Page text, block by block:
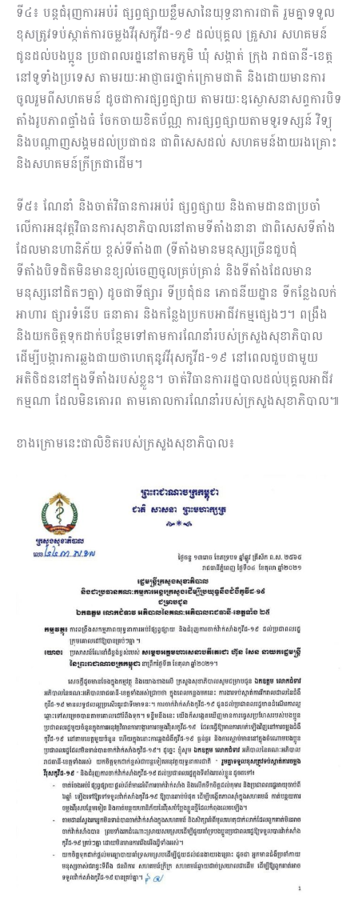
ទី៤៖ បន្តជំរុញការអប់រំ ផ្សព្វផ្សាយខ្លឹមសានៃយុទ្ធនាការជាតិ រួមគ្នាទទួល
ខុសត្រូវទប់ស្កាត់ការចម្លងវីរុសកូវីដ-១៩ ដល់បុគ្គល គ្រួសារ សហគមន៍
ជូនដល់បងប្អូន ប្រជាពលរដ្ឋនៅតាមភូមិ ឃុំ សង្កាត់ ក្រុង រាជធានី-ខេត្ត
នៅទូទាំងប្រទេស តាមរយៈអាជ្ញាធរថ្នាក់ក្រោមជាតិ និងដោយមានការ
ចូលរួមពីសហគមន៍ ដូចជាការផ្សព្វផ្សាយ តាមរយៈឧស្ងោសនាសព្ទការបិទ
តាំងរូបភាពផ្ទាំងធំ ចែកចាយខិតប័ណ្ណ ការផ្សព្វផ្សាយតាមទូរទស្សន៍ វិទ្យុ
និងបណ្តាញសង្គមដល់ប្រជាជន ជាពិសេសដល់ សហគមន៍ងាយរងគ្រោះ
និងសហគមន៍ក្រីក្រជាដើម។
ទី៥៖ ណែនាំ និងចាត់វិធានការអប់រំ ផ្សព្វផ្សាយ និងតាមដានជាប្រចាំ
លើការអនុវត្តវិធានការសុខាភិបាលនៅតាមទីតាំងនានា ជាពិសេសទីតាំង
ដែលមានហានិភ័យ ខ្ពស់ទីតាំង៣ (ទីតាំងមានមនុស្សច្រើនជួបជុំ
ទីតាំងបិទជិតមិនមានខ្យល់ចេញចូលគ្រប់គ្រាន់ និងទីតាំងដែលមាន
មនុស្សនៅជិតៗគ្នា) ដូចជាទីផ្សារ ទីប្រជុំជន ភោជនីយដ្ឋាន ទីកន្លែងលក់
អាហារ ផ្សារទំនើប ធនាគារ និងកន្លែងប្រកបអាជីវកម្មផ្សេងៗ។ ពង្រឹង
និងយកចិត្តទុកដាក់បន្ថែមទៅតាមការណែនាំរបស់ក្រសួងសុខាភិបាល
ដើម្បីបង្ការការឆ្លងជាយថាហេតុនូវវីរុសកូវីដ-១៩ នៅពេលជួបជាមួយ
អតិថិជននៅក្នុងទីតាំងរបស់ខ្លួន។ ចាត់វិធានការរដ្ឋបាលដល់បុគ្គលអាជីវ
កម្មណា ដែលមិនគោរព តាមគោលការណែនាំរបស់ក្រសួងសុខាភិបាល៕
ខាងក្រោមនេះជាលិខិតរបស់ក្រសួងសុខាភិបាល៖